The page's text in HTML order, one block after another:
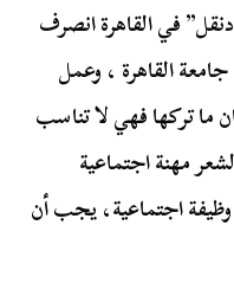
في القاهرة انصرف
القاهرة ، وعمل
ما تركها فهي لا تناسب
مهنة اجتماعية
اجتماعية، يجب أن